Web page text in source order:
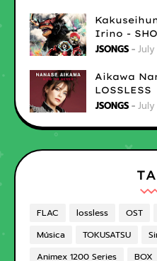
Irino -
size) |
JSONGS
Aikawa
LOSSLESS
JSONGS
FLAC lossless OST
Música
TOKUSATSU
Animex 1200 Series
BOX